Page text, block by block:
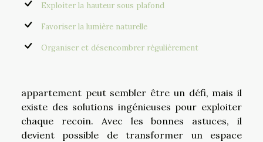
Exploiter la hauteur sous plafond
Favoriser la lumière naturelle
Organiser et désencombrer régulièrement
appartement peut sembler être un défi, mais il
existe des solutions ingénieuses pour exploiter
chaque recoin. Avec les bonnes astuces, il
devient possible de transformer un espace